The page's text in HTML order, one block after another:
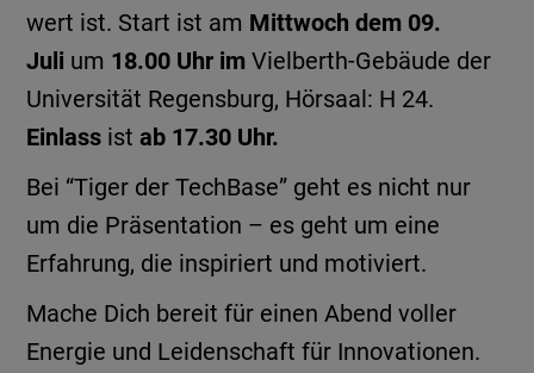
wert ist. Start ist am Mittwoch dem 09.
Juli um 18.00 Uhr imVielberth-Gebäude der
Universität Regensburg, Hörsaal: H 24.
Einlass istab 17.30 Uhr.
Bei “Tiger der TechBase” geht es nicht nur
um die Präsentation – es geht um eine
Erfahrung, die inspiriert und motiviert.
Mache Dich bereit für einen Abend voller
Energie und Leidenschaft für Innovationen.